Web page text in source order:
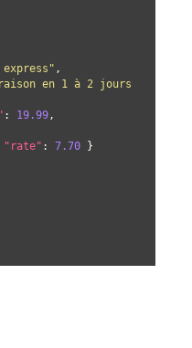
,
en 1 à 2 jours
: 19.99,
"rate" : 7.70 }